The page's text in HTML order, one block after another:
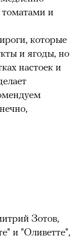
и
которые
и ягоды, но
настоек и
Зотов,
и "Оливетте",